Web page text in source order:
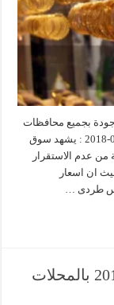
04-2018 بالمحلات الموجودة بجميع محافظات
جمهورية مصر العربية أسعار الذهب اليوم الثلاثاء 24-04-2018 : يشهد سوق
من عدم الاستقرار
ان اسعار
طردى …
أسعار الذهب اليوم الاثنين 16-04-2018 بالمحلات